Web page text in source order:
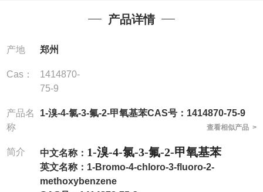
产品详情
产地 郑州
Cas：
1414870-
75-9
产品名
称
1-溴-4-氯-3-氟-2-甲氧基苯CAS号：1414870-75-9
查看相似产品 >
简介 中文名称： 1-溴-4-氯-3-氟-2-甲氧基苯
英文名称： 1-Bromo-4-chloro-3-fluoro-2-
methoxybenzene